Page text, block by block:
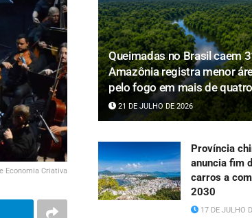
Economia Criativa
Queimadas no Brasil caem
Amazônia registra menor
pelo fogo em mais de
21 DE JULHO DE 2026
Província
anuncia fim
carros a
2030
17 DE JULHO